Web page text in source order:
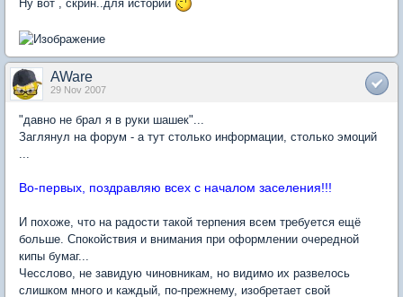
Ну вот , скрин..для истории
AWare
29 Nov 2007
"давно не брал я в руки шашек"...
Заглянул на форум - а тут столько информации, столько эмоций
...
Во-первых, поздравляю всех с началом заселения!!!
И похоже, что на радости такой терпения всем требуется ещё
больше. Спокойствия и внимания при оформлении очередной
кипы бумаг...
Чесслово, не завидую чиновникам, но видимо их развелось
слишком много и каждый, по-прежнему, изобретает свой